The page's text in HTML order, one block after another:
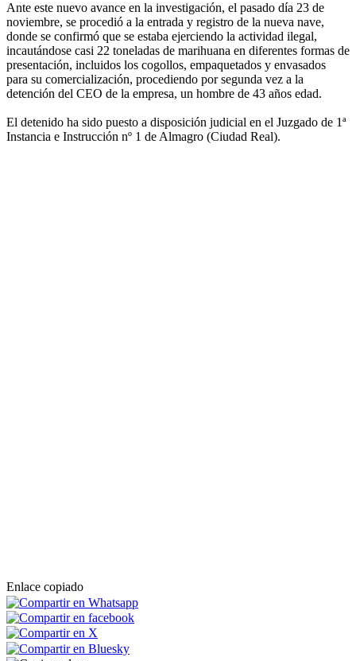
Ante este nuevo avance en la investigación, el pasado día 23 de
noviembre, se procedió a la entrada y registro de la nueva nave,
donde se confirmó que se estaba ejerciendo la actividad ilegal,
incautándose casi 22 toneladas de marihuana en diferentes formas de
presentación, incluidos los cogollos, empaquetados y envasados
para su comercialización, procediendo por segunda vez a la
detención del CEO de la empresa, un hombre de 43 años edad.
El detenido ha sido puesto a disposición judicial en el Juzgado de 1ª
Instancia e Instrucción nº 1 de Almagro (Ciudad Real).
Enlace copiado